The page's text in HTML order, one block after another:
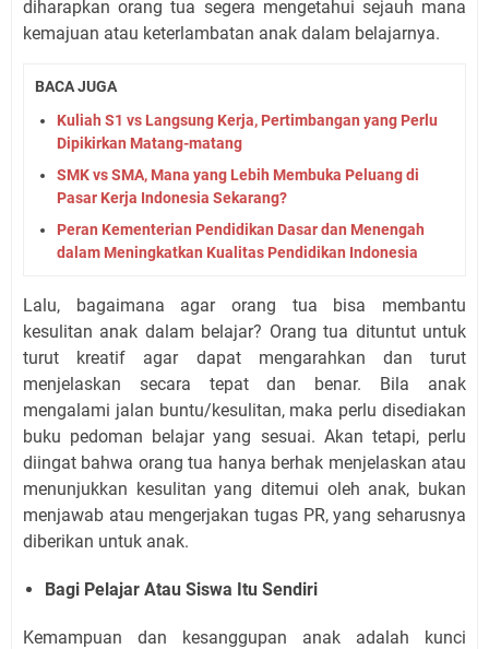
diharapkan orang tua segera mengetahui sejauh mana
kemajuan atau keterlambatan anak dalam belajarnya.
BACA JUGA
Kuliah S1 vs Langsung Kerja, Pertimbangan yang Perlu
Dipikirkan Matang-matang
SMK vs SMA, Mana yang Lebih Membuka Peluang di
Pasar Kerja Indonesia Sekarang?
Peran Kementerian Pendidikan Dasar dan Menengah
dalam Meningkatkan Kualitas Pendidikan Indonesia
Lalu, bagaimana agar orang tua bisa membantu
kesulitan anak dalam belajar? Orang tua dituntut untuk
turut kreatif agar dapat mengarahkan dan turut
menjelaskan secara tepat dan benar. Bila anak
mengalami jalan buntu/kesulitan, maka perlu disediakan
buku pedoman belajar yang sesuai. Akan tetapi, perlu
diingat bahwa orang tua hanya berhak menjelaskan atau
menunjukkan kesulitan yang ditemui oleh anak, bukan
menjawab atau mengerjakan tugas PR, yang seharusnya
diberikan untuk anak.
Bagi Pelajar Atau Siswa Itu Sendiri
Kemampuan dan kesanggupan anak adalah kunci